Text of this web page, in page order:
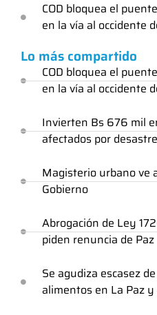
COD bloquea el
en la vía al occidente
Lo más compartido
COD bloquea el
en la vía al occidente
Invierten Bs 676 mil
afectados por
Magisterio urbano ve
Gobierno
Abrogación de Ley
piden renuncia de Paz
Se agudiza escasez
alimentos en La Paz